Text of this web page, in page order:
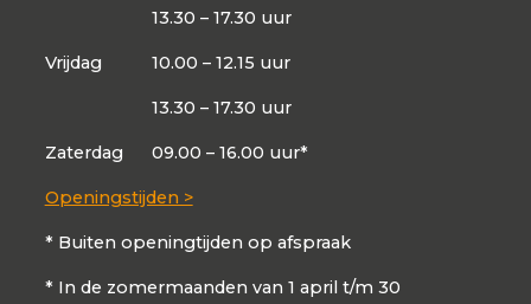
13.30 – 17.30 uur
Vrijdag 10.00 – 12.15 uur
13.30 – 17.30 uur
Zaterdag 09.00 – 16.00 uur*
Openingstijden >
* Buiten openingtijden op afspraak
* In de zomermaanden van 1 april t/m 30